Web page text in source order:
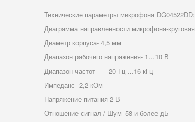
Технические параметры микрофона DG04522DD:
Диаграмма направленности микрофона-круговая
Диаметр корпуса- 4,5 мм
Диапазон рабочего напряжения- 1…10 В
Диапазон частот
20 Гц …16 кГц
Импеданс- 2,2 кОм
Напряжение питания-2 В
Отношение сигнал / Шум 58 и более дБ